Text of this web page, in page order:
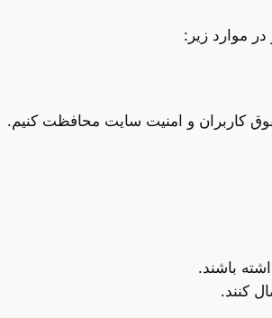
موارد زیر:
کاربران و امنیت سایت محافظت کنیم.
باشند.
کنند.